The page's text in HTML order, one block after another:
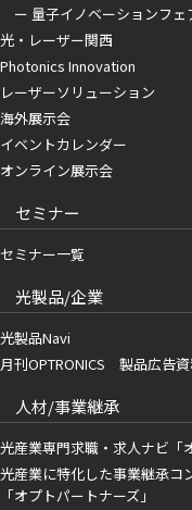
ー 量子イノベーションフェ
光・レーザー関西
Photonics Innovation
レーザーソリューション
海外展示会
イベントカレンダー
オンライン展示会
セミナー
セミナー一覧
光製品/企業
光製品Navi
月刊OPTRONICS 製品広告
人材/事業継承
光産業専門求職・求人ナビ「
光産業に特化した事業継承コ
「オプトパートナーズ」